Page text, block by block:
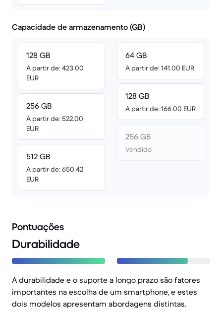
Capacidade de armazenamento (GB)
128 GB
A partir de: 423.00
EUR
256 GB
A partir de: 522.00
EUR
512 GB
A partir de: 650.42
EUR
64 GB
A partir de: 141.00 EUR
128 GB
A partir de: 166.00 EUR
256 GB
Vendido
Pontuações
Durabilidade
A durabilidade e o suporte a longo prazo são fatores
importantes na escolha de um smartphone, e estes
dois modelos apresentam abordagens distintas.